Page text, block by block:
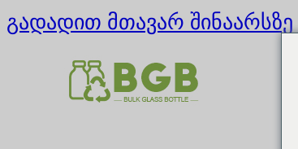
გადადით მთავარ შინაარსზე